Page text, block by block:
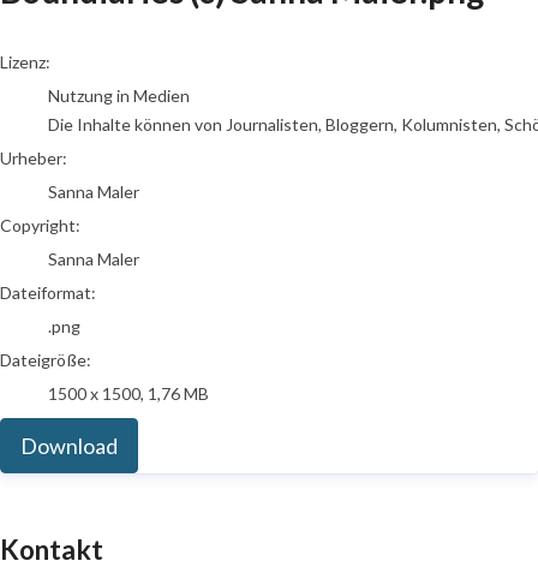
Sanna Maler
Lizenz:
Nutzung in Medien
Die Inhalte können von Journalisten, Bloggern, Kolumnisten,
Urheber:
Sanna Maler
Copyright:
Sanna Maler
Dateiformat:
.png
Dateigröße:
1500 x 1500, 1,76 MB
Download
Kontakt